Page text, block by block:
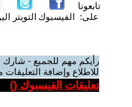
تابعونا
على: الفيسبوك التويتر
رأيكم مهم للجميع - شارك
للاطلاع وإضافة
تعليقات الفيسبوك ()